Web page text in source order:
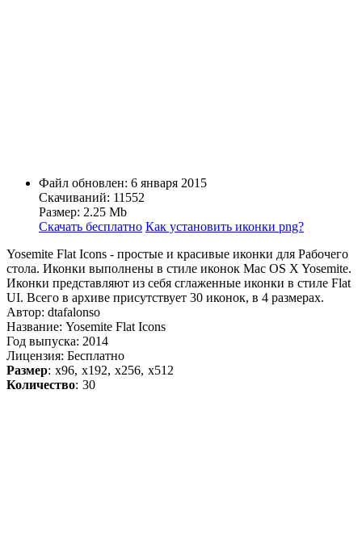
Файл обновлен: 6 января 2015
Скачиваний: 11552
Размер: 2.25 Mb
Скачать бесплатно Как установить иконки png?
Yosemite Flat Icons - простые и красивые иконки для Рабочего
стола. Иконки выполнены в стиле иконок Mac OS X Yosemite.
Иконки представляют из себя сглаженные иконки в стиле Flat
UI. Всего в архиве присутствует 30 иконок, в 4 размерах.
Автор: dtafalonso
Название: Yosemite Flat Icons
Год выпуска: 2014
Лицензия: Бесплатно
Размер: x96, x192, x256, x512
Количество: 30